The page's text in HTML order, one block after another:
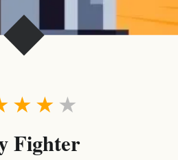
★
★
★
Fighter